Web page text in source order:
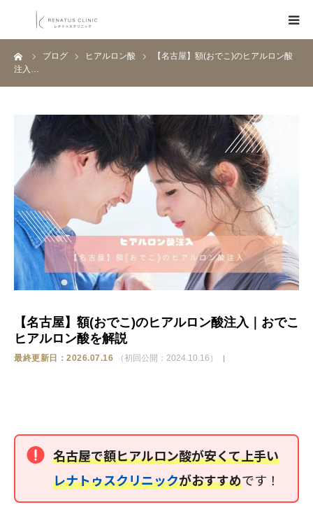
ブログ ヒアルロン酸
【名古屋】額(おでこ)のヒアルロン酸
注入…
【名古屋】額(おでこ)のヒアルロン酸注入｜おでこ
ヒアルロン酸を解説
最終更新日：2026.07.16 （初回公開：2024.10.16）
名古屋で額ヒアルロン酸が安くて上手い
レナトゥスクリニックがおすすめです！
HOME
料金表
医師紹介
ブログ
ストア